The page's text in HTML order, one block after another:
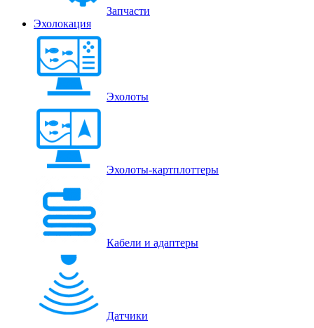
Запчасти
Эхолокация
Эхолоты
Эхолоты-картплоттеры
Кабели и адаптеры
Датчики